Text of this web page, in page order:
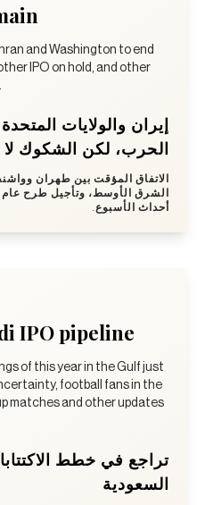
and Washington to end
IPO on hold, and other
إيران والولايات
الحرب، لكن الشكوك لا
الاتفاق المؤقت بين طهران
الشرق الأوسط، وتأجيل طرح عام
أحداث الأسبوع.
IPO pipeline
of this year in the Gulf just
football fans in the
matches and other updates
تراجع في خطط
السعودية